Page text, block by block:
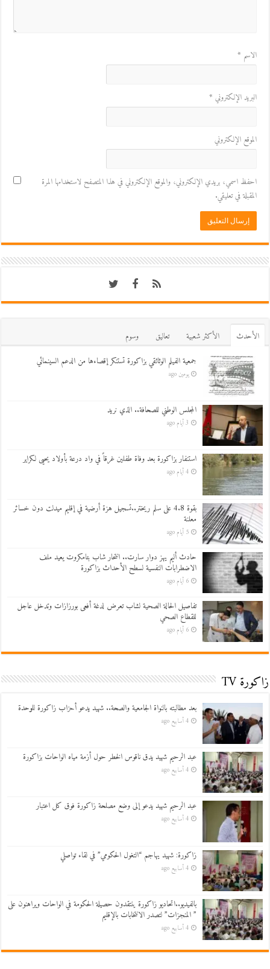
الاسم *
البريد الإلكتروني *
الموقع الإلكتروني
احفظ اسمي، بريدي الإلكتروني، والموقع الإلكتروني في هذا المتصفح لاستخدامها المرة
المقبلة في تعليقي.
اﻷحدث اﻷكثر شعبية تعاليق
وسوم
جمعية الفيلم الوثائقي بزاكورة تستنكر إقصاءها من الدعم السينمائي
يومين ago
المجلس الوطني للصحافة.. الذي نريد
3 أيام ago
استنفار بزاكورة بعد وفاة طفلين غرقاً في واد درعة بأولاد يحيى لكراير
4 أيام ago
بقوة 4.8 على سلم ريختر..تسجيل هزة أرضية في إقليم ميدلت دون خسائر
معلنة
5 أيام ago
حادث أليم يهز دوار سارت.. انتحار شاب بتامكروت يعيد ملف
الاضطرابات النفسية لسطح الأحداث بزاكورة
6 أيام ago
تفاصيل الحالة الصحية لشاب تعرض لدغة أفعى بورزازات وتدخل عاجل
للقطاع الصحي
6 أيام ago
زاكورة TV
بعد مطالبته بالنواة الجامعية والصحة.. شهيد يدعو أحزاب زاكورة للوحدة
4 أسابيع ago
عبد الرحيم شهيد يدق ناقوس الخطر حول أزمة مياه الواحات بزاكورة
4 أسابيع ago
عبد الرحيم شهيد يدعو إلى وضع مصلحة زاكورة فوق كل اعتبار
4 أسابيع ago
زاكورة: شهيد يهاجم “التغول الحكومي” في لقاء تواصلي
4 أسابيع ago
بالفيديو..اتحاديو زاكورة ينتقدون حصيلة الحكومة في الواحات ويراهنون على
” المنجزات” لتصدر الانتخابات بالإقليم
4 أسابيع ago